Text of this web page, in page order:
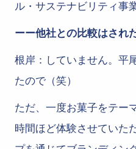
ル・サステナビリティ事
ーー他社との比較はされ
根岸：していません。平
たので（笑）
ただ、一度お菓子をテー
時間ほど体験させていた